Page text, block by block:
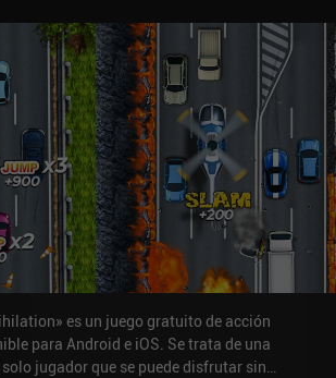
es un juego gratuito de acción
para Android e iOS. Se trata de una
jugador que se puede disfrutar sin